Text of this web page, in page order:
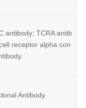
antibody; TCRA antib
receptor alpha con
Antibody